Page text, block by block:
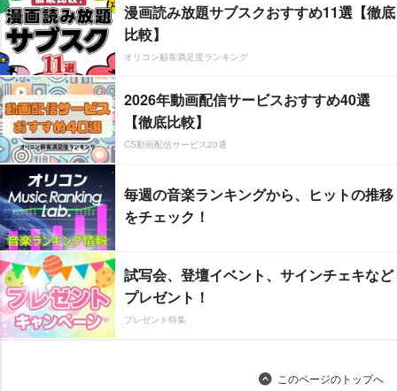
漫画読み放題サブスクおすすめ11選【徹底
比較】
オリコン顧客満足度ランキング
2026年動画配信サービスおすすめ40選
【徹底比較】
CS動画配信サービス20選
毎週の音楽ランキングから、ヒットの推移
をチェック！
試写会、登壇イベント、サインチェキなど
プレゼント！
プレゼント特集
このページのトップへ